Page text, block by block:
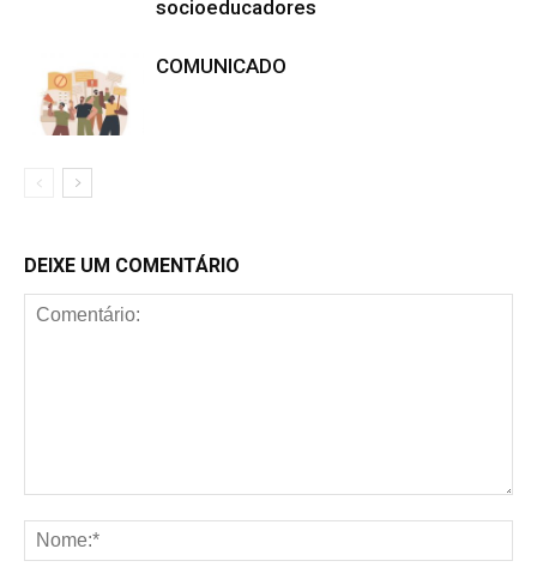
socioeducadores
COMUNICADO
DEIXE UM COMENTÁRIO